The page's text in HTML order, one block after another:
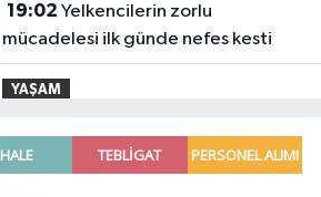
19:02
mücadelesi ilk günde nefes kesti
YAŞAM
operasyonu! 273 sikke ve 18 obje ele
geçirildi